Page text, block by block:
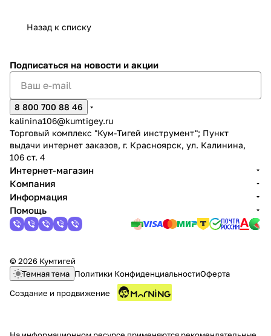
Назад к списку
Подписаться на новости и акции
8 800 700 88 46
kalinina106@kumtigey.ru
Торговый комплекс "Кум-Тигей инструмент"; Пункт
выдачи интернет заказов, г. Красноярск, ул. Калинина,
106 ст. 4
Интернет-магазин
Компания
Информация
Помощь
© 2026 Кумтигей
Темная тема Политики КонфиденциальностиОферта
Создание и продвижение